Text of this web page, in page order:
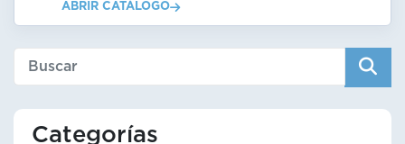
ABRIR CATÁLOGO
Categorías